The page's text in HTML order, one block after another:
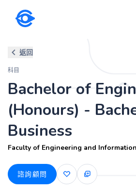
Bachelor of
返回
科目
Bachelor of
(Honours) -
Business
Faculty of Engineering and
諮詢顧問